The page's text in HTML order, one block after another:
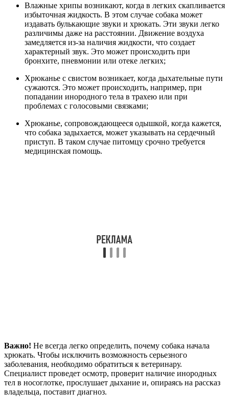
Влажные хрипы возникают, когда в легких скапливается
избыточная жидкость. В этом случае собака может
издавать булькающие звуки и хрюкать. Эти звуки легко
различимы даже на расстоянии. Движение воздуха
замедляется из-за наличия жидкости, что создает
характерный звук. Это может происходить при
бронхите, пневмонии или отеке легких;
Хрюканье с свистом возникает, когда дыхательные пути
сужаются. Это может происходить, например, при
попадании инородного тела в трахею или при
проблемах с голосовыми связками;
Хрюканье, сопровождающееся одышкой, когда кажется,
что собака задыхается, может указывать на сердечный
приступ. В таком случае питомцу срочно требуется
медицинская помощь.
Важно! Не всегда легко определить, почему собака начала
хрюкать. Чтобы исключить возможность серьезного
заболевания, необходимо обратиться к ветеринару.
Специалист проведет осмотр, проверит наличие инородных
тел в носоглотке, прослушает дыхание и, опираясь на рассказ
владельца, поставит диагноз.